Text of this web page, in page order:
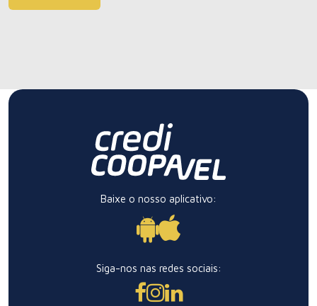
Baixe o nosso aplicativo:
Siga-nos nas redes sociais: